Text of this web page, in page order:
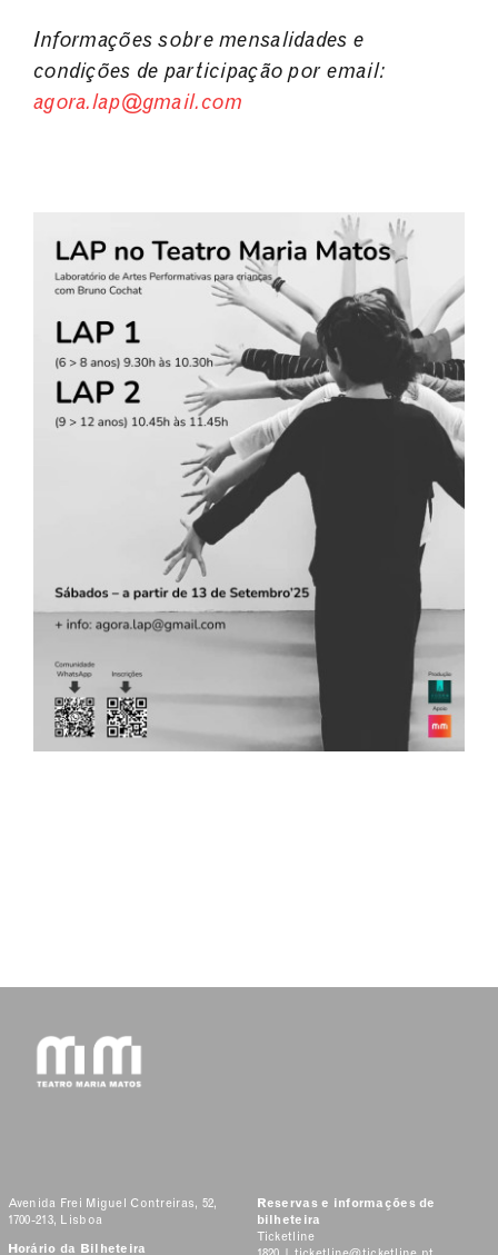
Informações sobre mensalidades e
condições de participação por email:
agora.lap@gmail.com
Avenida Frei Miguel Contreiras, 52,
1700-213, Lisboa
Horário da Bilheteira
Reservas e informações de
bilheteira
Ticketline